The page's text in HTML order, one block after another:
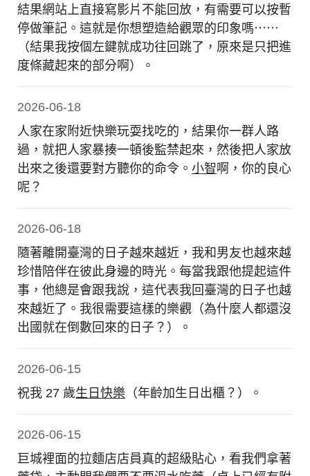
結果網站上直接寫影片不能回放，有需要可以按暫
停做筆記。這就是你想塑造給觀眾的印象嗎⋯⋯
（結果我按個左鍵就成功往回跳了，原來是只把進
度條藏起來的部分啊）。
2026-06-18
人家在家附近快樂玩耍找吃的，結果你一群人路
過，就把人家暴揍一頓後監禁起來，然後把人家放
出來之後還要對方聽你的命令。小智啊，你的良心
呢？
2026-06-18
隨著離開臺灣的日子越來越近，我和男友也越來越
珍惜陪伴在彼此身邊的時光。每當我跟他提起這件
事，他總是會跟我說，這代表我回臺灣的日子也越
來越近了。我很需要這樣的樂觀（為什麼人都還沒
出國就在倒數回來的日子？）。
2026-06-15
祝我 27 歲生日快樂 （年齡加生日出櫃？）。
2026-06-15
巨城裡面的拉麵店店員真的超級貼心，看我們拿著